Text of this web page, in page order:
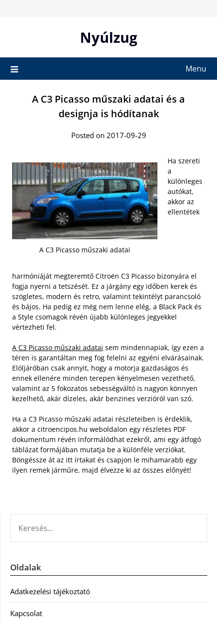
Nyúlzug
Menu
A C3 Picasso műszaki adatai és a
designja is hódítanak
Posted on 2017-09-29
A C3 Picasso műszaki adatai
Ha szereti
a
különleges
autókat,
akkor az
ellentétek
harmóniáját megteremtő Citroën C3 Picasso bizonyára el
fogja nyerni a tetszését. Ez a járgány egy időben kerek és
szögletes, modern és retro, valamint tekintélyt parancsoló
és bájos. Ha pedig ez még nem lenne elég, a Black Pack és
a Style csomagok révén újabb különleges jegyekkel
vértezheti fel.
A C3 Picasso műszaki adatai sem mindennapiak, így ezen a
téren is garantáltan meg fog felelni az egyéni elvárásainak.
Elöljáróban csak annyit, hogy a motorja gazdaságos és
ennek ellenére minden terepen kényelmesen vezethető,
valamint az 5 fokozatos sebességváltó is nagyon könnyen
kezelhető, akár dízeles, akár benzines verzióról van szó.
Ha a C3 Picasso műszaki adatai részleteiben is érdeklik,
akkor a citroencipos.hu weboldalon egy részletes PDF
dokumentum révén informálódhat ezekről, ami egy átfogó
táblázat formájában mutatja be a különféle verziókat.
Böngéssze át az itt írtakat és csapjon le mihamarabb egy
ilyen remek járműre, majd élvezze ki az összes előnyét!
Oldalak
Adatkezelési tájékoztató
Kapcsolat